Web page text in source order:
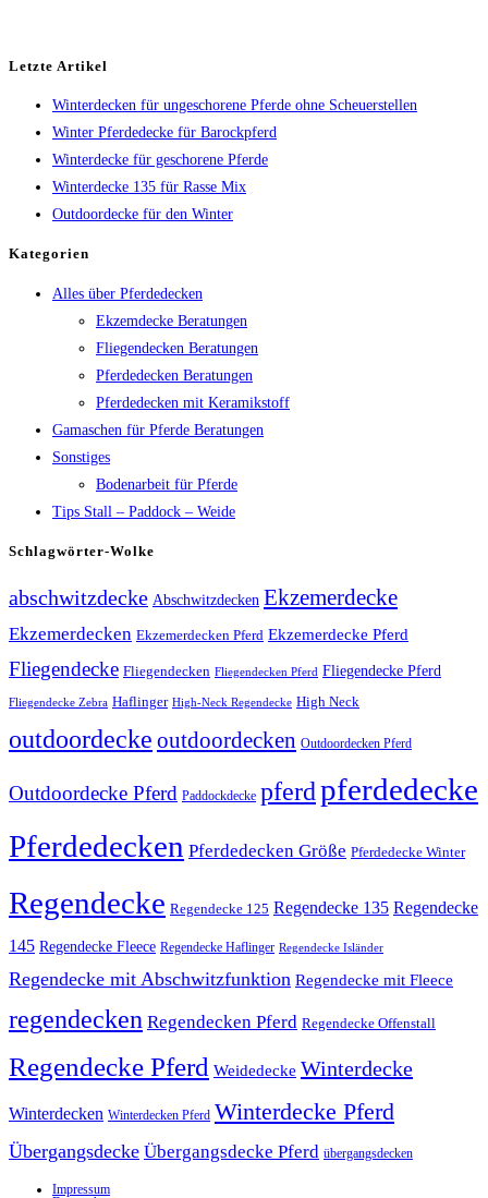
Letzte Artikel
Winterdecken für ungeschorene Pferde ohne Scheuerstellen
Winter Pferdedecke für Barockpferd
Winterdecke für geschorene Pferde
Winterdecke 135 für Rasse Mix
Outdoordecke für den Winter
Kategorien
Alles über Pferdedecken
Ekzemdecke Beratungen
Fliegendecken Beratungen
Pferdedecken Beratungen
Pferdedecken mit Keramikstoff
Gamaschen für Pferde Beratungen
Sonstiges
Bodenarbeit für Pferde
Tips Stall – Paddock – Weide
Schlagwörter-Wolke
abschwitzdecke Abschwitzdecken Ekzemerdecke
Ekzemerdecken Ekzemerdecken Pferd Ekzemerdecke Pferd
Fliegendecke Fliegendecken Fliegendecken Pferd Fliegendecke Pferd
Fliegendecke Zebra Haflinger High-Neck Regendecke High Neck
outdoordecke outdoordecken Outdoordecken Pferd
Outdoordecke Pferd Paddockdecke pferdpferdedecke
Pferdedecken Pferdedecken Größe Pferdedecke Winter
Regendecke Regendecke 125 Regendecke 135 Regendecke
145 Regendecke Fleece Regendecke Haflinger Regendecke Isländer
Regendecke mit Abschwitzfunktion Regendecke mit Fleece
regendecken Regendecken Pferd Regendecke Offenstall
Regendecke Pferd Weidedecke Winterdecke
Winterdecken Winterdecken Pferd Winterdecke Pferd
Übergangsdecke Übergangsdecke Pferd übergangsdecken
Impressum